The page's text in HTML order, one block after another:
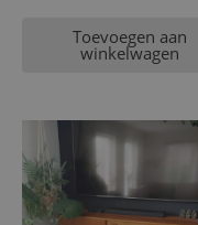
Toevoegen aan
winkelwagen